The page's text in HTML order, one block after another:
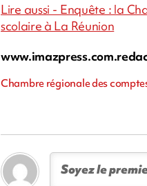
Lire aussi - Enquête : la
scolaire à La Réunion
Chambre régionale des